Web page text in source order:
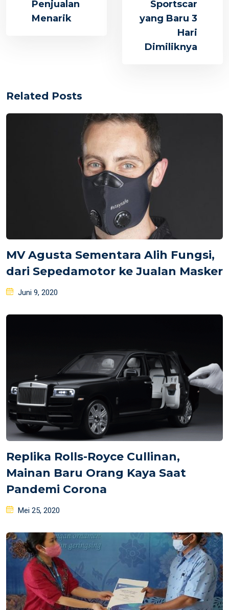
Penjualan
Menarik
Sportscar
yang Baru 3
Hari
Dimiliknya
Related Posts
MV Agusta Sementara Alih Fungsi,
dari Sepedamotor ke Jualan Masker
Posted
Juni 9, 2020
Replika Rolls-Royce Cullinan,
Mainan Baru Orang Kaya Saat
Pandemi Corona
Posted
Mei 25, 2020